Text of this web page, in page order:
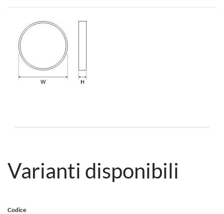
Varianti disponibili
Codice